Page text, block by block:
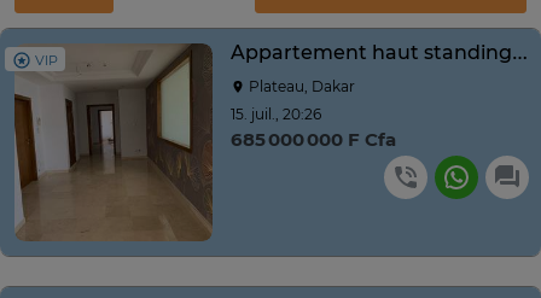
VIP Appartement haut standing au Plateau
Plateau, Dakar
15. juil., 20:26
685 000 000 F Cfa